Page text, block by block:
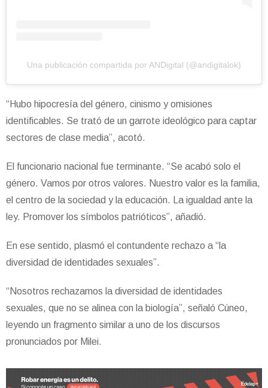
Una publicación compartida por ANDigital (@andigitalok)
“Hubo hipocresía del género, cinismo y omisiones
identificables. Se trató de un garrote ideológico para captar
sectores de clase media”, acotó.
El funcionario nacional fue terminante. “Se acabó solo el
género. Vamos por otros valores. Nuestro valor es la familia,
el centro de la sociedad y la educación. La igualdad ante la
ley. Promover los símbolos patrióticos”, añadió.
En ese sentido, plasmó el contundente rechazo a “la
diversidad de identidades sexuales”.
“Nosotros rechazamos la diversidad de identidades
sexuales, que no se alinea con la biología”, señaló Cúneo,
leyendo un fragmento similar a uno de los discursos
pronunciados por Milei.